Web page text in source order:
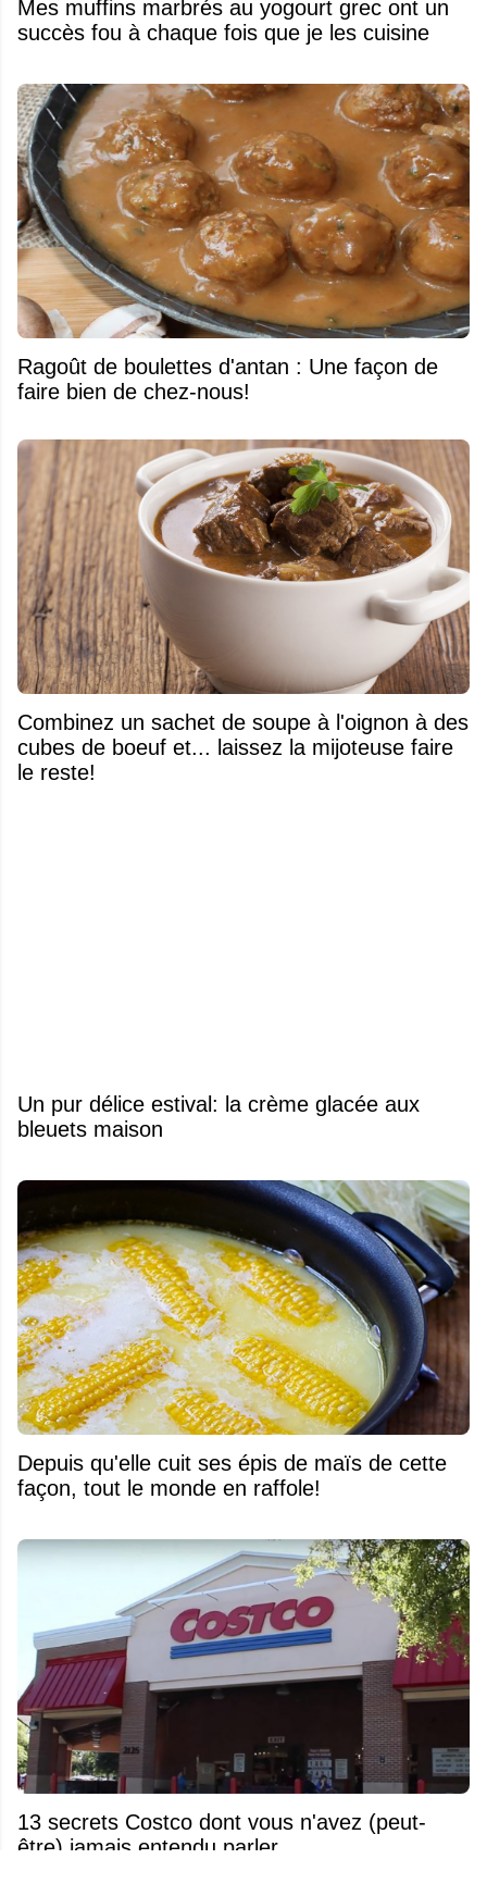
Mes muffins marbrés au yogourt grec ont un
succès fou à chaque fois que je les cuisine
Ragoût de boulettes d'antan : Une façon de
faire bien de chez-nous!
Combinez un sachet de soupe à l'oignon à des
cubes de boeuf et... laissez la mijoteuse faire
le reste!
Un pur délice estival: la crème glacée aux
bleuets maison
Depuis qu'elle cuit ses épis de maïs de cette
façon, tout le monde en raffole!
13 secrets Costco dont vous n'avez (peut-
être) jamais entendu parler